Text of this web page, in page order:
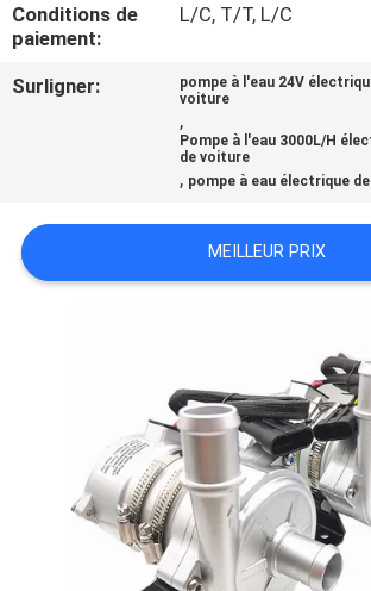
CONTRÔLE
DE
CONTACT
DEMANDE
Conditions de
paiement:
L/C, T/T, L/C
Surligner:
pompe à l'eau 24V
voiture
,
Pompe à l'eau 3000L/H
de voiture
, pompe à eau électrique
MEILLEUR PRIX